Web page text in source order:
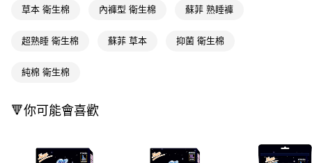
２．訂單成立數日內，您將收到繳費通知簡訊。
※ 請注意：結帳手續完成當下不需立刻繳費，但若您需要取消訂單，請聯絡
後付繳納相關費用。
客戶支援中心」https://netprotections.freshdesk.com/support/home
１．透過由恩沛科技股份有限公司提供之「AFTEE先享後付」服務完成之交
易，需依本服務之必要範圍內提供個人資料，並將交易相關給付款項請求債
每筆NT$65，滿NT$390(含以上)免運費
萊爾富取貨付款
草本 衛生棉 內褲型 衛生棉 蘇菲 熟睡褲
超熟睡 衛生棉 蘇菲 草本 抑菌 衛生棉
純棉 衛生棉
🔻你可能會喜歡